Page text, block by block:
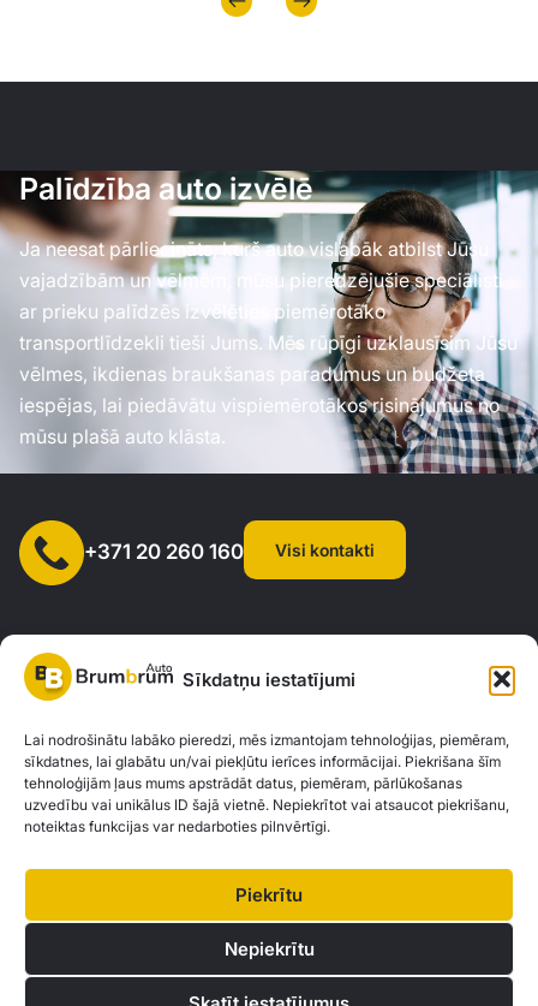
Sīkdatņu iestatījumi
Lai nodrošinātu labāko pieredzi, mēs izmantojam tehnoloģijas, piemēram,
sīkdatnes, lai glabātu un/vai piekļūtu ierīces informācijai. Piekrišana šīm
tehnoloģijām ļaus mums apstrādāt datus, piemēram, pārlūkošanas
uzvedību vai unikālus ID šajā vietnē. Nepiekrītot vai atsaucot piekrišanu,
noteiktas funkcijas var nedarboties pilnvērtīgi.
Piekrītu
Nepiekrītu
Palīdzība auto izvēlē
Ja neesat pārliecināts, kurš auto vislabāk atbilst Jūsu
vajadzībām un vēlmēm, mūsu pieredzējušie speciālisti
ar prieku palīdzēs izvēlēties piemērotāko
transportlīdzekli tieši Jums. Mēs rūpīgi uzklausīsim Jūsu
vēlmes, ikdienas braukšanas paradumus un budžeta
iespējas, lai piedāvātu vispiemērotākos risinājumus no
mūsu plašā auto klāsta.
+371 20 260 160 Visi kontakti
SIA "AUTOCLICK", Reģ. Nr. 40203371960, Adrese: Mazjumpravas
iela 77, Rīga, LV-1063 |20260160
Privātuma politikaKontakti
Brum Brum Auto nav finanšu iestāde, bet sadarbojas ar vairākām bankām un
piedāvājam konsultācijas un atbalstu, lai atrastu vislabākos finanšu risinājumus,
kas atbilst jūsu individuālajām vajadzībām un iespējām.